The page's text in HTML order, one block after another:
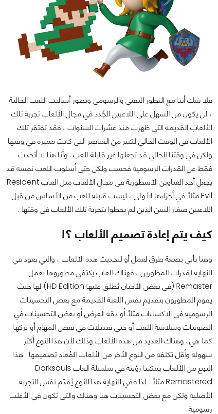
فلا شك أننا مع التطور التقني والرسومي وتطور أساليب اللعب الحالية
، لن يكون من السهل على اللاعبين الجُدد في مجال الألعاب تجربة تلك
الألعاب القديمة التي ظهرت منذ عشرات السنوات ، فقد تفتقر تلك
الألعاب في الوقت الحالي لكثير من العناصر التي كانت مميزة في وقتها
ولكن في وقتنا الحالي قد تجعلها غير قابلة للعب . وأنا هنا لا أتحدث
فقط عن القدرات الرسومية فحسب ولكن حتى أسلوب اللعب نفسه قد
يجعل أحد العناوين الأسطورية في مجال الألعاب مثل العاب Resident
Evil مثلاً في أجزاءها الأولى ، ليست قابلة للعب من الأساس من قبل
اللاعبين صغار السن الذين لم يحظوا بتجربة تلك الألعاب في وقتها .
كيف يتم إعادة تصميم الألعاب ؟!
وهنا تأتي بضعة طرق لعمل أو لتحديث هذه الألعاب ، والتي تعود في
النهاية لقدرات المطورين ، فهناك العاب يكتفي مطوروها بعمل
Remaster (في بعض الأحيان يُطلق عليها HD Edition) لها حيث
يقوم المطورون بتقديم نفس اللعبة القديمة مع بعض التحسينات
الرسومية في الاكساءات مثلاً أو دقة العرض أو بعض التحسينات في
الصوتيات وسلاسة اللعب أو حتى تعديلات في بعض المهام أو تركها
كما هي . وهناك العديد من هذه الألعاب وذلك لأن هذا النوع أكثر
سهولة وأقل تكلفة من النوع الأخر من الألعاب المُعاد تصميمها . هذا
النوع من الألعاب يمكننا رؤيته في سلسلة العاب Darksouls
Remastered مثلاً . لذا ففي النهاية هذا النوع يُقدّم نفس التجربة
الأصلية ولكن مع بعض التحسينات هنا وهناك والتي تكون في الأغلب
رسومية .